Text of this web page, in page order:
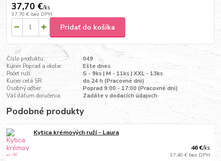
37,70 €/ks
37,70 € bez DPH
Pridať do košíka
Číslo produktu:
049
Kuriér Poprad a okolie:
Ešte dnes
Počet ruží:
S - 9ks | M - 11ks | XXL - 13ks
Kuriér celá SR:
do 24 h (Pracovné dni)
Osobný odber:
Poprad 9:00 - 17:00 (Pracovné dni)
Váš dátum doručenia:
Zadáte v dodacích údajoch
Podobné produkty
Kytica krémových ruží - Laura
46 €/ks
37,40 € bez DPH